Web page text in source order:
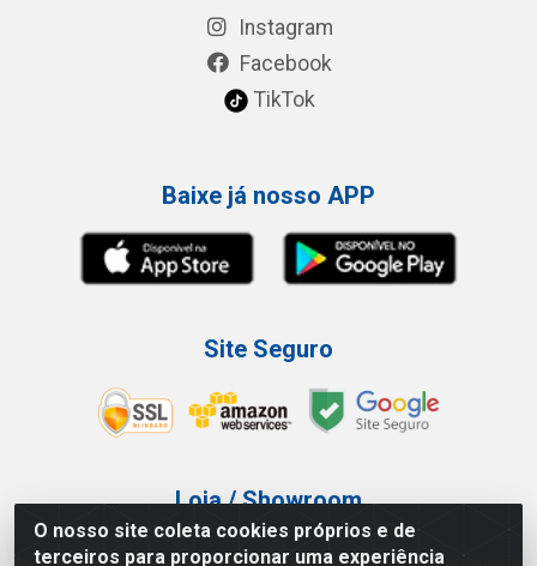
O nosso site coleta cookies próprios e de
terceiros para proporcionar uma experiência
Instagram
Facebook
TikTok
Baixe já nosso APP
Site Seguro
Loja / Showroom
Tel.: (11) 3227-0546